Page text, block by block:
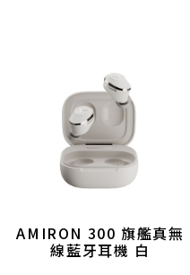
AMIRON 300 旗艦真無
線藍牙耳機 白